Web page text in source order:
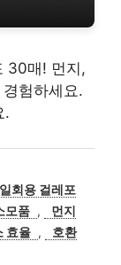
30매! 먼지,
험하세요.
.
회용 걸레포
모품 ,
먼지
효율 ,
호환